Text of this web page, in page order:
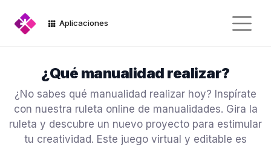
Aplicaciones
¿Qué manualidad realizar?
¿No sabes qué manualidad realizar hoy? Inspírate
con nuestra ruleta online de manualidades. Gira la
ruleta y descubre un nuevo proyecto para estimular
tu creatividad. Este juego virtual y editable es